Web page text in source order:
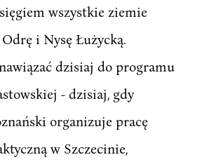
wszystkie ziemie
i Nysę Łużycką.
dzisiaj do programu
- dzisiaj, gdy
organizuje pracę
w Szczecinie,